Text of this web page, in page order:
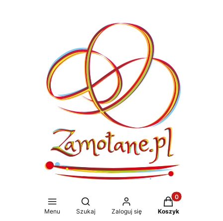
Menu
Otwórz wyszukiwarkę
Szukaj Zaloguj się
Produkty w
Koszyk